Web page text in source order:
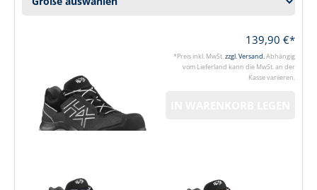
139,90 €*
*Preis inkl. MwSt.zzgl. Versand.Abhängig
vom Lieferland kann die MwSt. an der
Kasse variieren.